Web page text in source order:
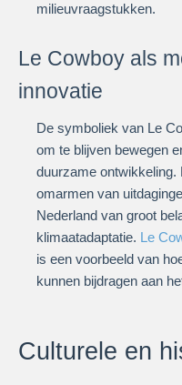
milieuvraagstukken.
Le Cowboy als
innovatie
De symboliek van Le
om te blijven bewegen
duurzame ontwikkeling.
omarmen van
Nederland van groot
klimaatadaptatie. Le
is een voorbeeld van
kunnen bijdragen aan
Culturele en